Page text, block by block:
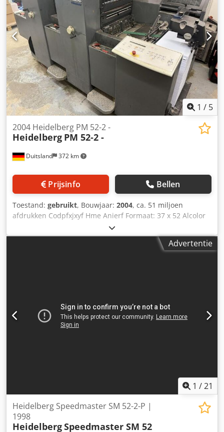
1 / 5
Duitsland 372 km
2004 Heidelberg PM 52-2 -
Heidelberg PM 52-2 -
Prijsinfo Bellen
Toestand: gebruikt, Bouwjaar: 2004, ca. 51 miljoen
afdrukken Codpfxjxyf Hme Anierf Formaat: 37 x 52 Alcolor
bevochtiging Minus-versie Autoplate automatische
rubberdoekwasinrichting poederapparaat Toebehoren:
Advertentie
1 /21
Heidelberg Speedmaster SM 52-2-P |
1998
HeidelbergSpeedmaster SM 52